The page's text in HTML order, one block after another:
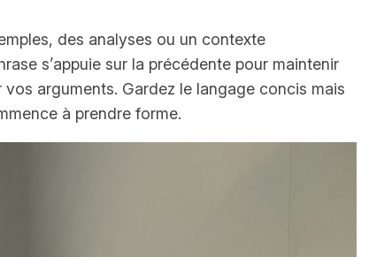
des analyses ou un contexte
s’appuie sur la précédente pour maintenir
arguments. Gardez le langage concis mais
à prendre forme.